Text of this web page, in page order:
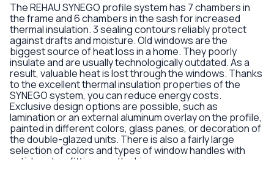
The REHAU SYNEGO profile system has 7 chambers in
the frame and 6 chambers in the sash for increased
thermal insulation. 3 sealing contours reliably protect
against drafts and moisture. Old windows are the
biggest source of heat loss in a home. They poorly
insulate and are usually technologically outdated. As a
result, valuable heat is lost through the windows. Thanks
to the excellent thermal insulation properties of the
SYNEGO system, you can reduce energy costs.
Exclusive design options are possible, such as
lamination or an external aluminum overlay on the profile,
painted in different colors, glass panes, or decoration of
the double-glazed units. There is also a fairly large
selection of colors and types of window handles with
anti-burglary fittings on the hinges.